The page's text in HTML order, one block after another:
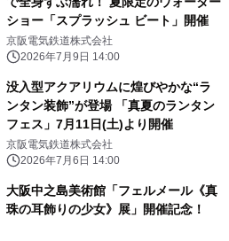
ショー「スプラッシュ ビート」開催
京阪電気鉄道株式会社
2026年7月9日 14:00
没入型アクアリウムに煌びやかな“ラ
ンタン装飾”が登場 「真夏のランタン
フェス」7月11日(土)より開催
京阪電気鉄道株式会社
2026年7月6日 14:00
大阪中之島美術館「フェルメール《真
珠の耳飾りの少女》展」開催記念！